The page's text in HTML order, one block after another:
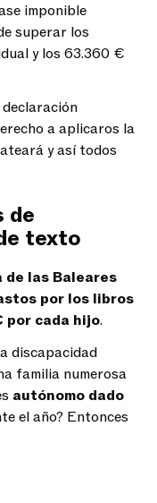
imponible
superar los
y los 63.360 €
a aplicaros la
y así todos
de
texto
de las Baleares
por los libros
por cada hijo.
discapacidad
familia numerosa
autónomo dado
el año? Entonces